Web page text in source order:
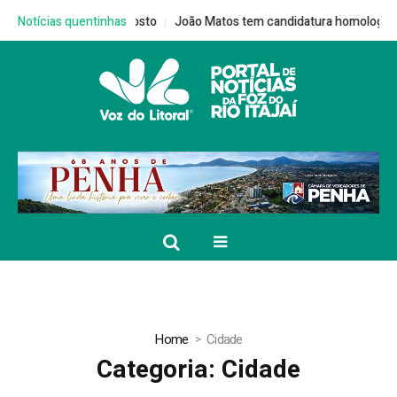
Notícias quentinhas
Matos tem candidatura homologada em convenção do MDB e
Home Cidade
Categoria: Cidade